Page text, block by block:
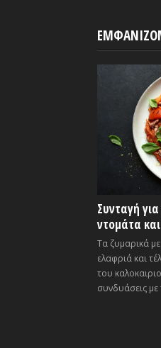
Συνταγή
ντομάτα
Τα ζυμαρικά
ελαφριά και
του
συνδυάσεις με